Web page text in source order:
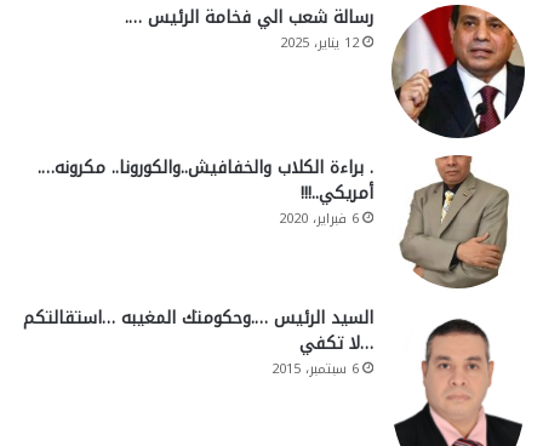
رسالة شعب الي فخامة الرئيس ….
12 يناير، 2025
. براءة الكلاب والخفافيش..والكورونا.. مكرونه….
أمريكي..!!!
6 فبراير، 2020
السيد الرئيس ….وحكومتك المغيبه …استقالتكم
…لا تكفي
6 سبتمبر، 2015